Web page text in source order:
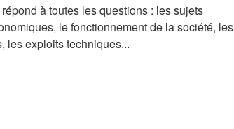
à toutes les questions : les sujets
le fonctionnement de la société, les
les exploits techniques...